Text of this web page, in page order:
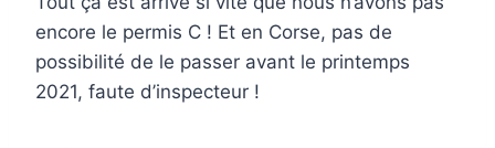
encore le permis C ! Et en Corse, pas de
possibilité de le passer avant le printemps
2021, faute d’inspecteur !